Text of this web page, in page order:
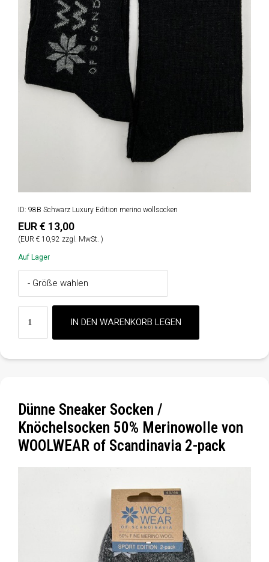
ID: 98B Schwarz Luxury Edition merino wollsocken
EUR € 13,00
(EUR € 10,92 zzgl. MwSt. )
Auf Lager
Dünne Sneaker Socken /
Knöchelsocken 50% Merinowolle von
WOOLWEAR of Scandinavia 2-pack